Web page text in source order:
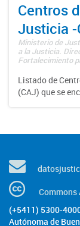
Centros
Justicia -
Ministerio de
a la Justicia.
Fortalecimiento
Listado de
(CAJ) que se
(+5411) 5300-
Autónoma de